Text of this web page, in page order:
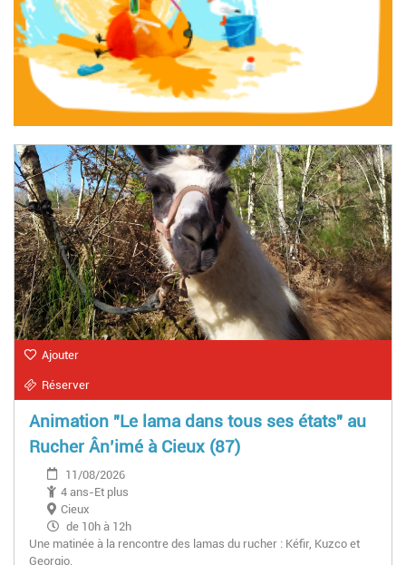
Ajouter
Réserver
Animation "Le lama dans tous ses états" au
Rucher Ân’imé à Cieux (87)
11/08/2026
4 ans-Et plus
Cieux
de 10h à 12h
Une matinée à la rencontre des lamas du rucher : Kéfir, Kuzco et
Georgio.